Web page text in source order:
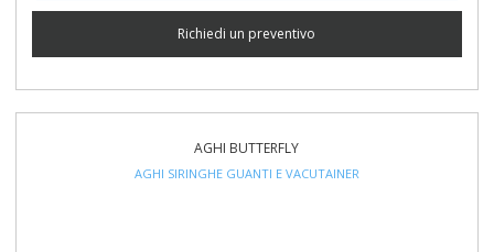
Richiedi un preventivo
AGHI BUTTERFLY
AGHI SIRINGHE GUANTI E VACUTAINER